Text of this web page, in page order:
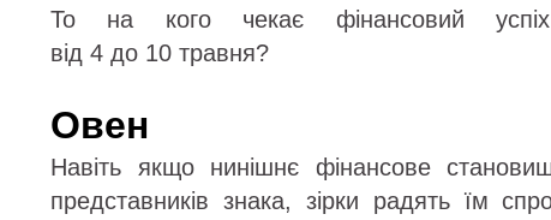
То на кого чекає фінансовий
від 4 до 10 травня?
Овен
Навіть якщо нинішнє фінансове
представників знака, зірки радять їм